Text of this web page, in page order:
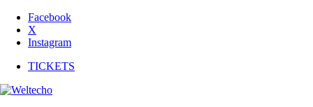
Facebook
X
Instagram
TICKETS